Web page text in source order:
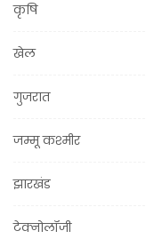
कृषि
खेल
गुजरात
जम्मू कश्मीर
झारखंड
टेक्नोलॉजी